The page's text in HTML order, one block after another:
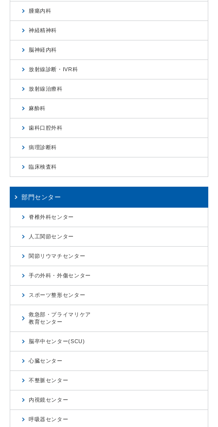
腫瘍内科
神経精神科
脳神経内科
放射線診断・IVR科
放射線治療科
麻酔科
歯科口腔外科
病理診断科
臨床検査科
部門センター
脊椎外科センター
人工関節センター
関節リウマチセンター
手の外科・外傷センター
スポーツ整形センター
救急部・プライマリケア
教育センター
脳卒中センター(SCU)
心臓センター
不整脈センター
内視鏡センター
呼吸器センター